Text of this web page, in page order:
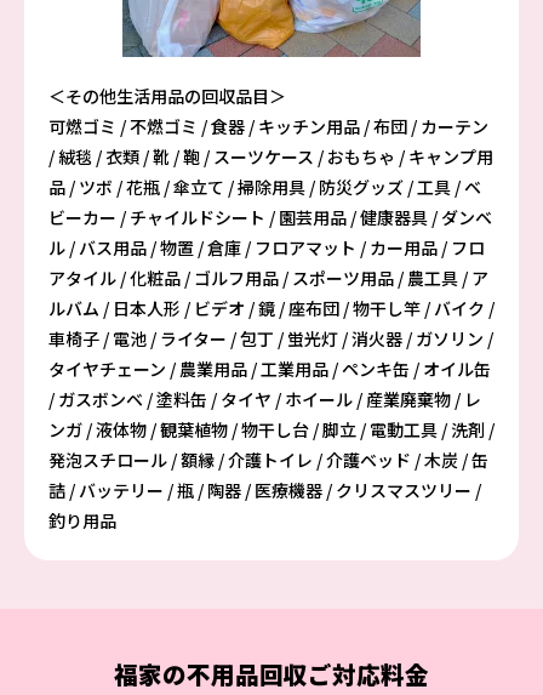
＜その他生活用品の回収品目＞
可燃ゴミ / 不燃ゴミ / 食器 / キッチン用品 / 布団 / カーテン
/ 絨毯 / 衣類 / 靴 / 鞄 / スーツケース / おもちゃ / キャンプ用
品 / ツボ / 花瓶 / 傘立て / 掃除用具 / 防災グッズ / 工具 / ベ
ビーカー / チャイルドシート / 園芸用品 / 健康器具 / ダンベ
ル / バス用品 / 物置 / 倉庫 / フロアマット / カー用品 / フロ
アタイル / 化粧品 / ゴルフ用品 / スポーツ用品 / 農工具 / ア
ルバム / 日本人形 / ビデオ / 鏡 / 座布団 / 物干し竿 / バイク /
車椅子 / 電池 / ライター / 包丁 / 蛍光灯 / 消火器 / ガソリン /
タイヤチェーン / 農業用品 / 工業用品 / ペンキ缶 / オイル缶
/ ガスボンベ / 塗料缶 / タイヤ / ホイール / 産業廃棄物 / レ
ンガ / 液体物 / 観葉植物 / 物干し台 / 脚立 / 電動工具 / 洗剤 /
発泡スチロール / 額縁 / 介護トイレ / 介護ベッド / 木炭 / 缶
詰 / バッテリー / 瓶 / 陶器 / 医療機器 / クリスマスツリー /
釣り用品
福家の不用品回収ご対応料金